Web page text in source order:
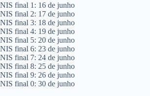
NIS final 1: 16 de junho
NIS final 2: 17 de junho
NIS final 3: 18 de junho
NIS final 4: 19 de junho
NIS final 5: 20 de junho
NIS final 6: 23 de junho
NIS final 7: 24 de junho
NIS final 8: 25 de junho
NIS final 9: 26 de junho
NIS final 0: 30 de junho